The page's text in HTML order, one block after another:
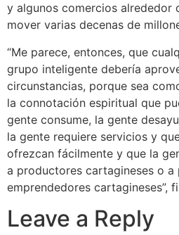
y algunos comercios alrededor
mover varias decenas de
“Me parece, entonces, que
grupo inteligente debería
circunstancias, porque sea
la connotación espiritual que
gente consume, la gente
la gente requiere servicios y
ofrezcan fácilmente y que la
a productores cartagineses o a
emprendedores cartagineses”,
Leave a Reply